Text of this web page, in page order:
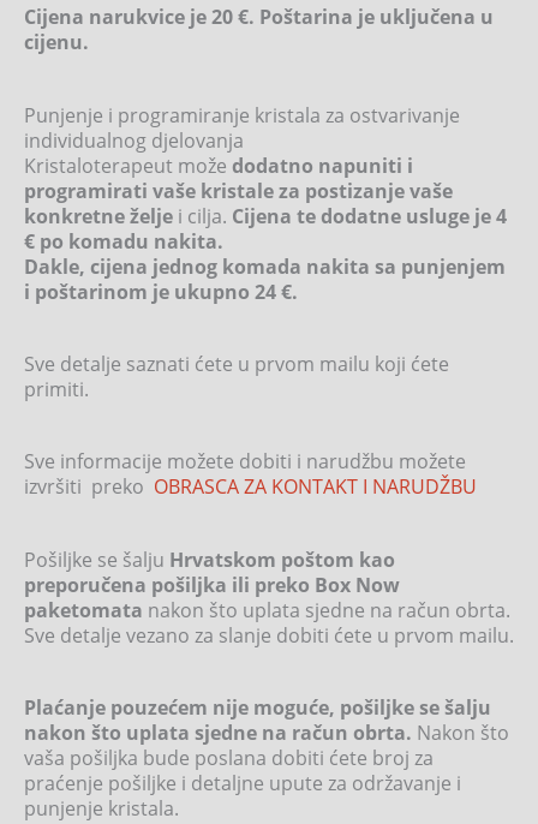
Cijena narukvice je 20 €. Poštarina je uključena u
cijenu.
Punjenje i programiranje kristala za ostvarivanje
individualnog djelovanja
Kristaloterapeut može dodatno napuniti i
programirati vaše kristale za postizanje vaše
konkretne želje i cilja. Cijena te dodatne usluge je 4
€ po komadu nakita.
Dakle, cijena jednog komada nakita sa punjenjem
i poštarinom je ukupno 24 €.
Sve detalje saznati ćete u prvom mailu koji ćete
primiti.
Sve informacije možete dobiti i narudžbu možete
izvršiti preko OBRASCA ZA KONTAKT I NARUDŽBU
Pošiljke se šalju Hrvatskom poštom kao
preporučena pošiljka ili preko Box Now
paketomata nakon što uplata sjedne na račun obrta.
Sve detalje vezano za slanje dobiti ćete u prvom mailu.
Plaćanje pouzećem nije moguće, pošiljke se šalju
nakon što uplata sjedne na račun obrta. Nakon što
vaša pošiljka bude poslana dobiti ćete broj za
praćenje pošiljke i detaljne upute za održavanje i
punjenje kristala.